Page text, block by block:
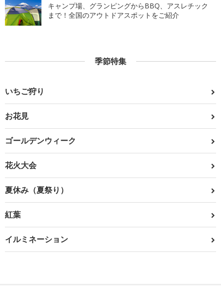
キャンプ場、グランピングからBBQ、アスレチック
まで！全国のアウトドアスポットをご紹介
季節特集
いちご狩り
お花見
ゴールデンウィーク
花火大会
夏休み（夏祭り）
紅葉
イルミネーション